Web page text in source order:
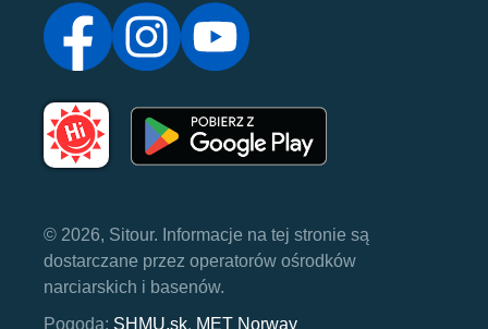
© 2026, Sitour. Informacje na tej stronie są
dostarczane przez operatorów ośrodków
narciarskich i basenów.
Pogoda: SHMU.sk, MET Norway